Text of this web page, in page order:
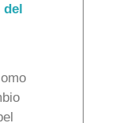
del